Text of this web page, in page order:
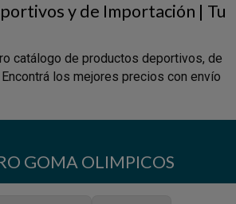
y de Importación | Tu
catálogo de productos deportivos, de
los mejores precios con envío
GOMA OLIMPICOS